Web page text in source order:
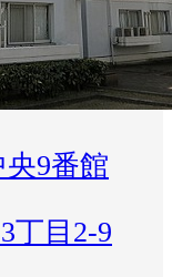
9番館
丁目2-9